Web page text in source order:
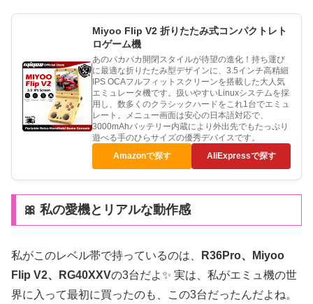
Miyoo Flip V2 折りたたみ式コンパクトレト
ロゲーム機
あのパカパカ開閉スタイルが待望の進化！持ち運び
に最適な折りたたみ型デザインに、3.5インチ高精細
IPS OCAフルフィットスクリーンを搭載した大人気
エミュレータ機です。扱いやすいLinuxシステムを採
用し、数多くのクラシックハードをこれ1台でエミュ
レート。メニュー画面は安心の日本語対応で、
3000mAhバッテリー内蔵により外出先でもたっぷり
遊べる手のひらサイズの優秀デバイスです。
Amazonで探す
AliExpressで探す
🎀 私の愛機とリアルな動作感
私がこのレベル帯で持っているのは、
R36Pro、Miyoo
Flip V2、RG40XXVの3台だよ✨ 実は、私がエミュ機の世
界に入って最初に買ったのも、この3台だったんだよね。